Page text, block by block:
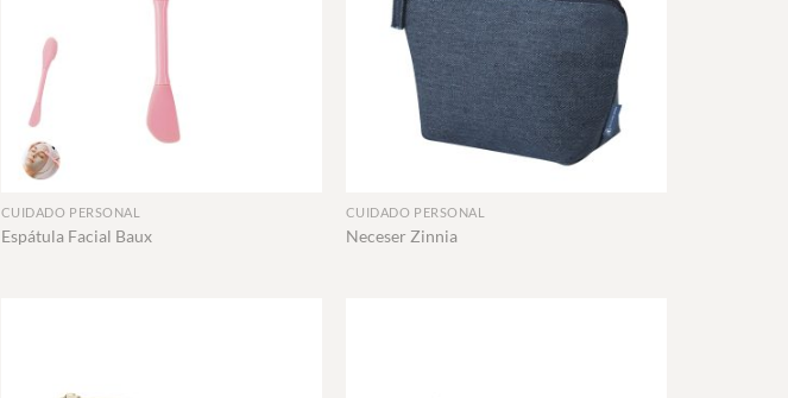
+
CUIDADO PERSONAL
Espátula Facial Baux
CUIDADO PERSONAL
Neceser Zinnia